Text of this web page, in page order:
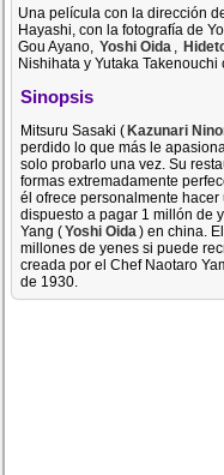
Una película con la dirección
Hayashi, con la fotografía de
Gou Ayano, Yoshi Oida ,
Nishihata y Yutaka
Sinopsis
Mitsuru Sasaki (Kazunari
perdido lo que más le
solo probarlo una vez. Su
formas extremadamente
él ofrece personalmente
dispuesto a pagar 1 millón de
Yang (Yoshi Oida) en china.
millones de yenes si puede
creada por el Chef Naotaro
de 1930.